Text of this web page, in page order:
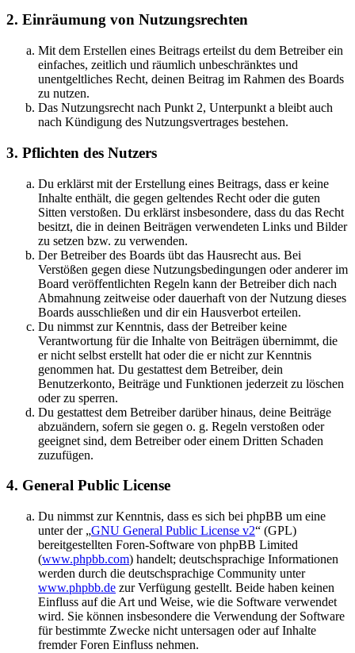
2. Einräumung von Nutzungsrechten
Mit dem Erstellen eines Beitrags erteilst du dem Betreiber ein
einfaches, zeitlich und räumlich unbeschränktes und
unentgeltliches Recht, deinen Beitrag im Rahmen des Boards
zu nutzen.
Das Nutzungsrecht nach Punkt 2, Unterpunkt a bleibt auch
nach Kündigung des Nutzungsvertrages bestehen.
3. Pflichten des Nutzers
Du erklärst mit der Erstellung eines Beitrags, dass er keine
Inhalte enthält, die gegen geltendes Recht oder die guten
Sitten verstoßen. Du erklärst insbesondere, dass du das Recht
besitzt, die in deinen Beiträgen verwendeten Links und Bilder
zu setzen bzw. zu verwenden.
Der Betreiber des Boards übt das Hausrecht aus. Bei
Verstößen gegen diese Nutzungsbedingungen oder anderer im
Board veröffentlichten Regeln kann der Betreiber dich nach
Abmahnung zeitweise oder dauerhaft von der Nutzung dieses
Boards ausschließen und dir ein Hausverbot erteilen.
Du nimmst zur Kenntnis, dass der Betreiber keine
Verantwortung für die Inhalte von Beiträgen übernimmt, die
er nicht selbst erstellt hat oder die er nicht zur Kenntnis
genommen hat. Du gestattest dem Betreiber, dein
Benutzerkonto, Beiträge und Funktionen jederzeit zu löschen
oder zu sperren.
Du gestattest dem Betreiber darüber hinaus, deine Beiträge
abzuändern, sofern sie gegen o. g. Regeln verstoßen oder
geeignet sind, dem Betreiber oder einem Dritten Schaden
zuzufügen.
4. General Public License
Du nimmst zur Kenntnis, dass es sich bei phpBB um eine
unter der „GNU General Public License v2“ (GPL)
bereitgestellten Foren-Software von phpBB Limited
(www.phpbb.com) handelt; deutschsprachige Informationen
werden durch die deutschsprachige Community unter
www.phpbb.de zur Verfügung gestellt. Beide haben keinen
Einfluss auf die Art und Weise, wie die Software verwendet
wird. Sie können insbesondere die Verwendung der Software
für bestimmte Zwecke nicht untersagen oder auf Inhalte
fremder Foren Einfluss nehmen.